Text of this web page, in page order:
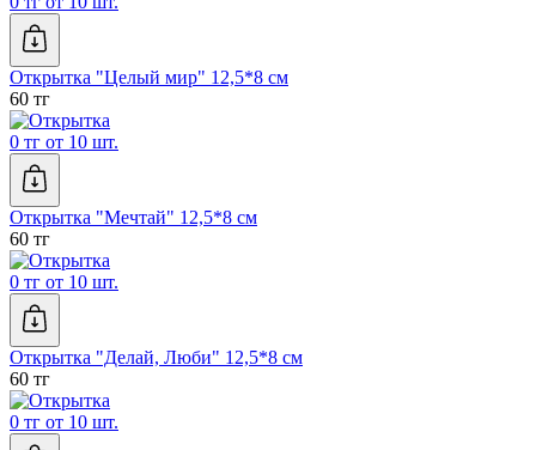
Открытка "Целый мир" 12,5*8 см
60 тг
0 тг от 10 шт.
Открытка "Мечтай" 12,5*8 см
60 тг
0 тг от 10 шт.
Открытка "Делай, Люби" 12,5*8 см
60 тг
0 тг от 10 шт.